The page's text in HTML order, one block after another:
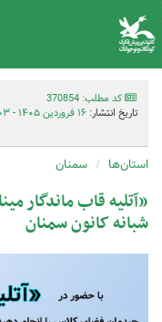
کد مطلب: 370854
تاریخ انتشار: ۱۶ فروردین ۱۴۰۵ - ۱۴:۰۳
استان‌ها سمنان
«آتلیه قاب ماندگار
شبانه کانون سمنان